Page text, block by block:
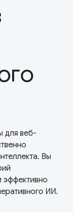
для веб-
Вы
эффективно
ИИ.